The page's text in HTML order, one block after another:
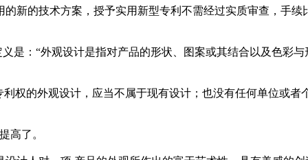
新的技术方案，授予实用新型专利不需经过实质审查，手
是：“外观设计是指对产品的形状、图案或其结合以及色彩
权的外观设计，应当不属于现有设计；也没有任何单位或
高了。